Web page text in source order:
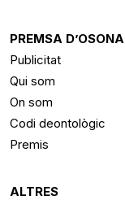
PREMSA D’OSONA
Publicitat
Qui som
On som
Codi deontològic
Premis
ALTRES